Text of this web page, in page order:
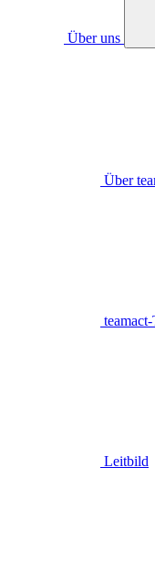
Über uns
Über
Leitbild